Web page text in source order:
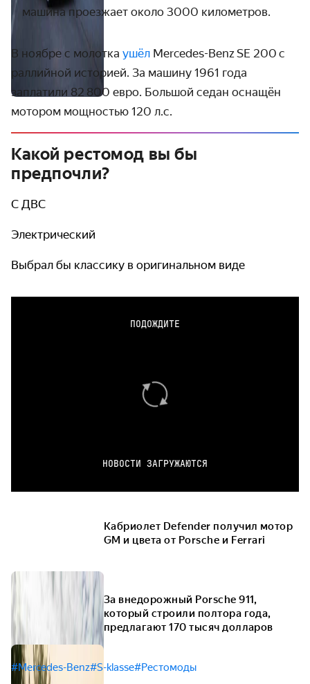
машина проезжает около 3000 километров.
В ноябре с молотка ушёл Mercedes-Benz SE 200 с
раллийной историей. За машину 1961 года
заплатили 82 800 евро. Большой седан оснащён
мотором мощностью 120 л.с.
Какой рестомод вы бы
предпочли?
С ДВС
Электрический
Выбрал бы классику в оригинальном виде
ПОДОЖДИТЕ
НОВОСТИ ЗАГРУЖАЮТСЯ
Кабриолет Defender получил мотор
GM и цвета от Porsche и Ferrari
За внедорожный Porsche 911,
который строили полтора года,
предлагают 170 тысяч долларов
#Mercedes-Benz#S-klasse#Рестомоды